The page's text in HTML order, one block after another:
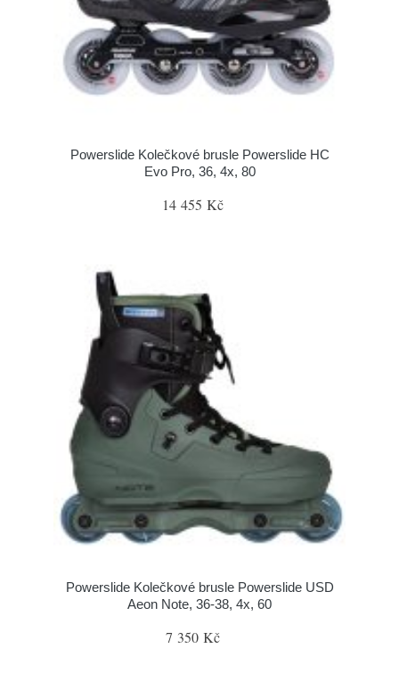
Powerslide Kolečkové brusle Powerslide HC
Evo Pro, 36, 4x, 80
14 455 Kč
Powerslide Kolečkové brusle Powerslide USD
Aeon Note, 36-38, 4x, 60
7 350 Kč